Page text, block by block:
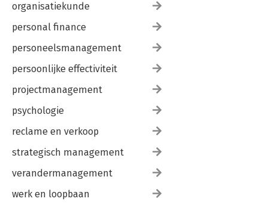
organisatiekunde
personal finance
personeelsmanagement
persoonlijke effectiviteit
projectmanagement
psychologie
reclame en verkoop
strategisch management
verandermanagement
werk en loopbaan